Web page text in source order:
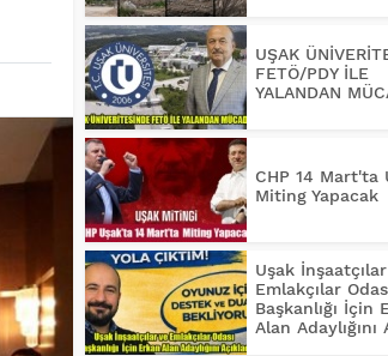
UŞAK
FETÖ/PDY İLE
YALANDAN
CHP 14 Mart'ta
Miting Yapacak
Uşak
Emlakçılar
Başkanlığı İçin
Alan Adaylığını